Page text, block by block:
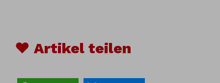
♥ Artikel teilen